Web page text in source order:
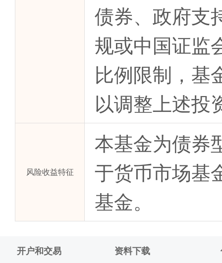
债券、政府支
规或中国证监
比例限制，基
以调整上述投
风险收益特征
本基金为债券
于货币市场基
基金。
开户和交易 资料下载